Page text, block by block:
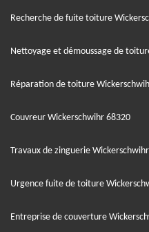
Recherche de fuite toiture
Nettoyage et démoussage de
Réparation de toiture
Couvreur Wickerschwihr 68320
Travaux de zinguerie
Urgence fuite de toiture
Entreprise de couverture